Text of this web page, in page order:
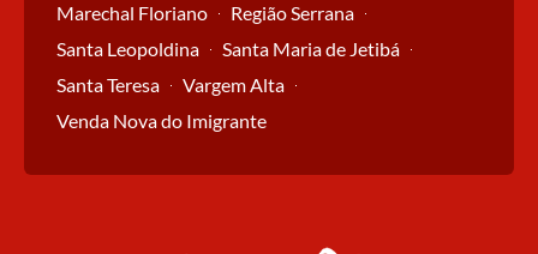
Marechal Floriano
Região Serrana
Santa Leopoldina
Santa Maria de Jetibá
Santa Teresa
Vargem Alta
Venda Nova do Imigrante